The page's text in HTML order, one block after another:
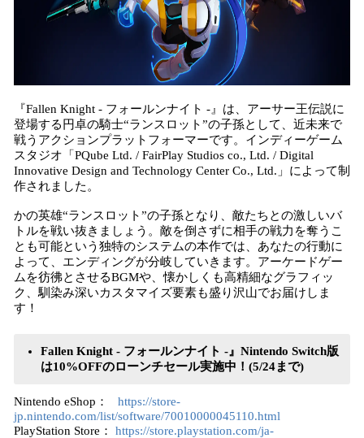
『Fallen Knight - フォールンナイト -』は、アーサー王伝説に
登場する円卓の騎士“ランスロット”の子孫として、近未来で
戦うアクションプラットフォーマーです。インディーゲーム
スタジオ「PQube Ltd. / FairPlay Studios co., Ltd. / Digital
Innovative Design and Technology Center Co., Ltd.」によって制
作されました。
かの英雄“ランスロット”の子孫となり、敵たちとの激しいバ
トルを戦い抜きましょう。敵を倒さずに相手の戦力を奪うこ
とも可能という独特のシステムの本作では、あなたの行動に
よって、エンディングが分岐していきます。アーケードゲー
ムを彷彿とさせるBGMや、懐かしくも高精細なグラフィッ
ク、馴染み深いカスタマイズ要素も盛り沢山でお届けしま
す！
Fallen Knight - フォールンナイト -』Nintendo Switch版
は10%OFFのローンチセール実施中！(5/24まで)
Nintendo eShop： https://store-
jp.nintendo.com/list/software/70010000045110.html
PlayStation Store： https://store.playstation.com/ja-